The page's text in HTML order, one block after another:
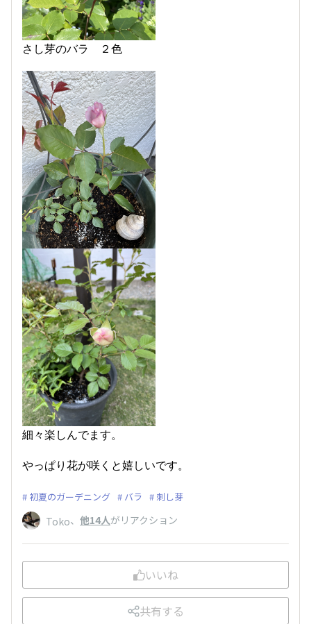
さし芽のバラ ２色
細々楽しんでます。
やっぱり花が咲くと嬉しいです。
初夏のガーデニング バラ 刺し芽
Toko、 他14人がリアクション
いいね
共有する